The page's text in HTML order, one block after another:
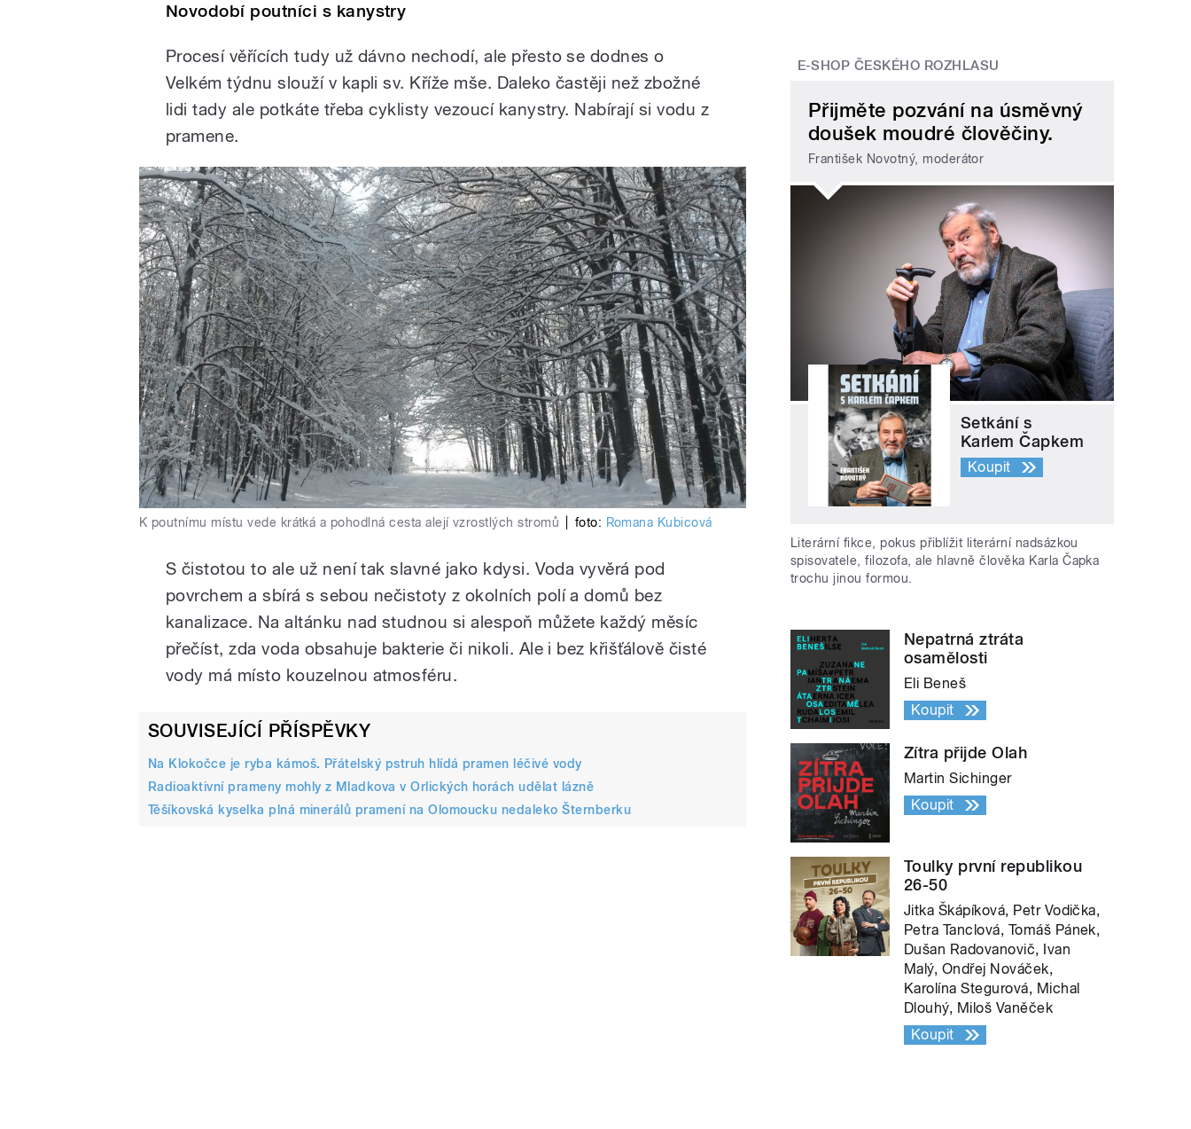
Novodobí poutníci s kanystry
Procesí věřících tudy už dávno nechodí, ale přesto se dodnes o
Velkém týdnu slouží v kapli sv. Kříže mše. Daleko častěji než zbožné
lidi tady ale potkáte třeba cyklisty vezoucí kanystry. Nabírají si vodu z
pramene.
K poutnímu místu vede krátká a pohodlná cesta alejí vzrostlých stromů foto: Romana Kubicová
S čistotou to ale už není tak slavné jako kdysi. Voda vyvěrá pod
povrchem a sbírá s sebou nečistoty z okolních polí a domů bez
kanalizace. Na altánku nad studnou si alespoň můžete každý měsíc
přečíst, zda voda obsahuje bakterie či nikoli. Ale i bez křišťálově čisté
vody má místo kouzelnou atmosféru.
SOUVISEJÍCÍ PŘÍSPĚVKY
Na Klokočce je ryba kámoš. Přátelský pstruh hlídá pramen léčivé vody
Radioaktivní prameny mohly z Mladkova v Orlických horách udělat lázně
Těšíkovská kyselka plná minerálů pramení na Olomoucku nedaleko Šternberku
E-SHOP ČESKÉHO ROZHLASU
Přijměte pozvání na úsměvný
doušek moudré člověčiny.
František Novotný, moderátor
Setkání s
Karlem Čapkem
Koupit
Literární fikce, pokus přiblížit literární nadsázkou
spisovatele, filozofa, ale hlavně člověka Karla Čapka
trochu jinou formou.
Nepatrná ztráta
osamělosti
Eli Beneš
Koupit
Zítra přijde Olah
Martin Sichinger
Koupit
Toulky první republikou
26-50
Jitka Škápíková, Petr Vodička,
Petra Tanclová, Tomáš Pánek,
Dušan Radovanovič, Ivan
Malý, Ondřej Nováček,
Karolína Stegurová, Michal
Dlouhý, Miloš Vaněček
Koupit